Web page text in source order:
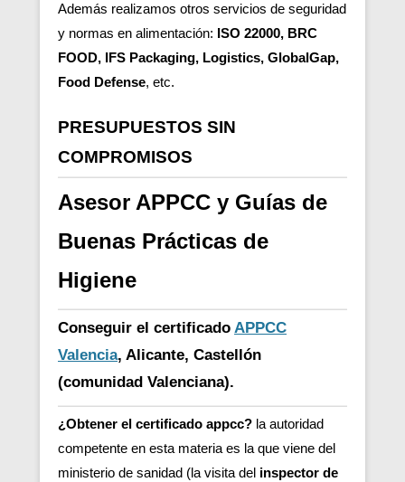
Además realizamos otros servicios de seguridad
y normas en alimentación: ISO 22000, BRC
FOOD, IFS Packaging, Logistics, GlobalGap,
Food Defense, etc.
PRESUPUESTOS SIN
COMPROMISOS
Asesor APPCC y Guías de
Buenas Prácticas de
Higiene
Conseguir el certificado APPCC
Valencia, Alicante, Castellón
(comunidad Valenciana).
¿Obtener el certificado appcc? la autoridad
competente en esta materia es la que viene del
ministerio de sanidad (la visita del inspector de